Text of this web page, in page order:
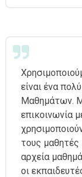
είναι ένα
Μαθημάτων.
επικοινωνία
τους
αρχεία
οι